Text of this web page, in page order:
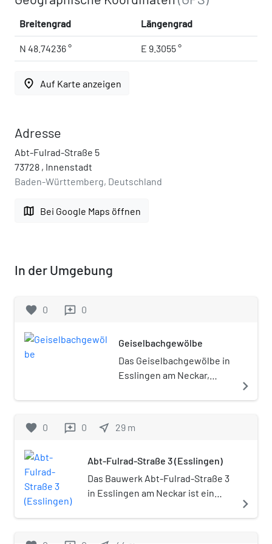
Breitengrad Längengrad
N 48.74236 ° E 9.3055 °
place Auf Karte anzeigen
Adresse
Abt-Fulrad-Straße 5
73728 , Innenstadt
Baden-Württemberg, Deutschland
map Bei Google Maps öffnen
In der Umgebung
favorite 0 reviews 0
Geiselbachgewölbe
Das Geiselbachgewölbe in
Esslingen am Neckar,
Esslingen in Baden-
des Geiselbachs, der aus
Das Geiselbachgewölbe ist
ein geschütztes
Kulturdenkmal. Der mit
befestigte und teilweise
navigate_next
favorite 0 reviews 0 near_me 29 m
Abt-Fulrad-Straße 3 (Esslingen)
Das Bauwerk Abt-Fulrad-Straße 3
in Esslingen am Neckar ist ein
navigate_next